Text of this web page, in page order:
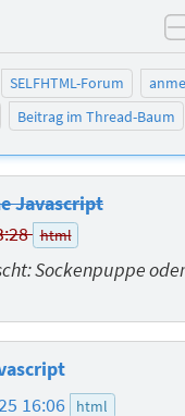
SELFHTML-Forum
Beitrag im Thread-Baum
Javascript
html
Sockenpuppe oder
16:06 html